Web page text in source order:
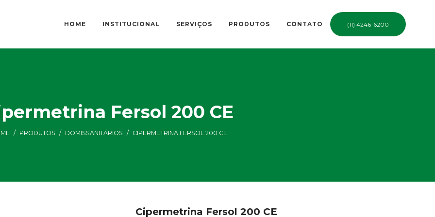
(11) 4246-6200
HOME INSTITUCIONAL SERVIÇOS PRODUTOS CONTATO
Fersol 200 CE
/ PRODUTOS / DOMISSANITÁRIOS / CIPERMETRINA FERSOL 200 CE
Cipermetrina Fersol 200 CE